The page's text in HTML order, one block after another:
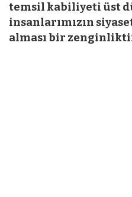
temsil kabiliyeti üst
insanlarımızın
alması bir